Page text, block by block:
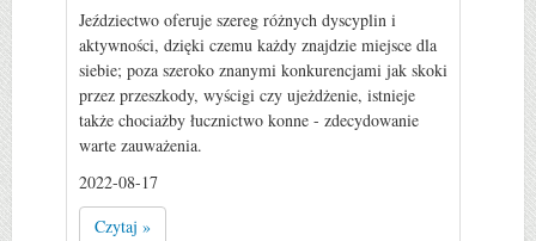
Jeździectwo oferuje szereg różnych dyscyplin i
aktywności, dzięki czemu każdy znajdzie miejsce dla
siebie; poza szeroko znanymi konkurencjami jak skoki
przez przeszkody, wyścigi czy ujeżdżenie, istnieje
także chociażby łucznictwo konne - zdecydowanie
warte zauważenia.
2022-08-17
Czytaj »